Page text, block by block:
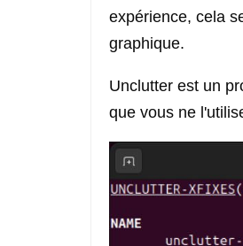
expérience, cela
graphique.
Unclutter est un
que vous ne